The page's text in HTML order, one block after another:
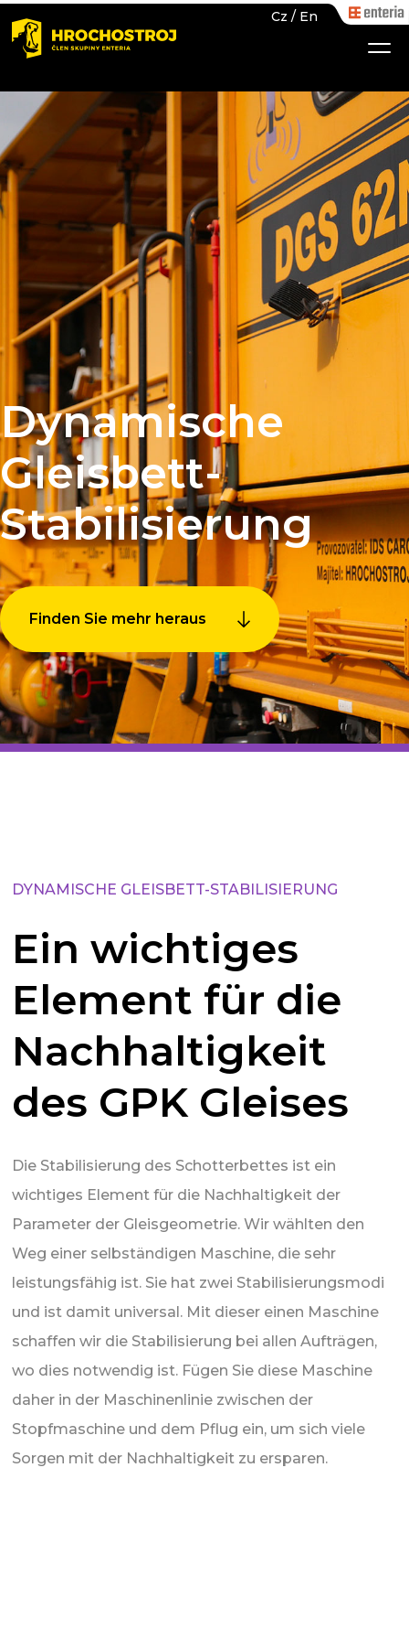
Cz / En
Dynamische
Gleisbett-
Stabilisierung
Finden Sie mehr heraus
DYNAMISCHE GLEISBETT-STABILISIERUNG
Ein wichtiges
Element für die
Nachhaltigkeit
des GPK Gleises
Die Stabilisierung des Schotterbettes ist ein
wichtiges Element für die Nachhaltigkeit der
Parameter der Gleisgeometrie. Wir wählten den
Weg einer selbständigen Maschine, die sehr
leistungsfähig ist. Sie hat zwei Stabilisierungsmodi
und ist damit universal. Mit dieser einen Maschine
schaffen wir die Stabilisierung bei allen Aufträgen,
wo dies notwendig ist. Fügen Sie diese Maschine
daher in der Maschinenlinie zwischen der
Stopfmaschine und dem Pflug ein, um sich viele
Sorgen mit der Nachhaltigkeit zu ersparen.